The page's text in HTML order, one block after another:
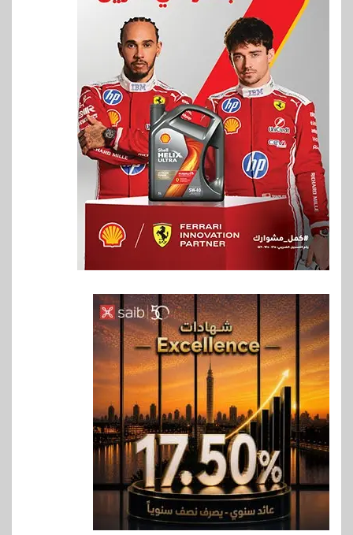
6
اخبار
حماقي يشعل سعادة ساحل في
رأس الحكمة.. وبوسي مفاجأة
الحفل
7
اقتصاد
وزيرا التخطيط والبترول يبحثان
جهود تحقيق أمن الطاقة